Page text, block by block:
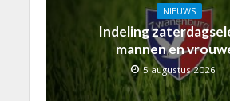
NIEUWS
Indeling
mannen en
5 augustus 2026